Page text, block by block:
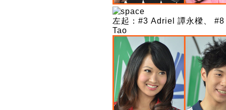
左起：#3 Adriel 譚永樑、
Tao